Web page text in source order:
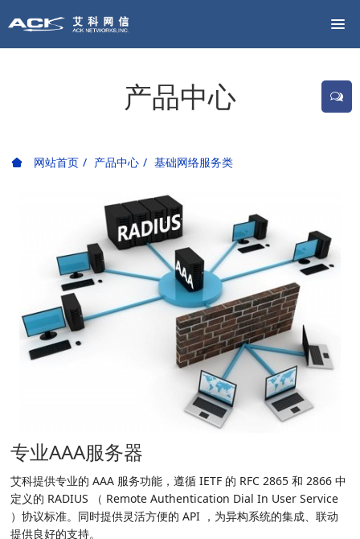
产品中心
网站首页 产品中心 基础网络服务类
专业AAA服务器
艾科提供专业的 AAA 服务功能，遵循 IETF 的 RFC 2865 和 2866 中
定义的 RADIUS （ Remote Authentication Dial In User Service
）协议标准。同时提供灵活方便的 API ，为异构系统的集成、联动
提供良好的支持。